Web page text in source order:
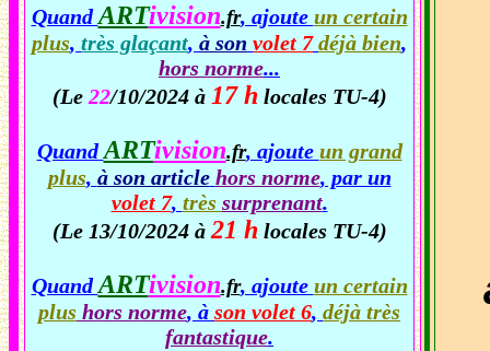
QuandARTivision.fr, ajoute un certain
plus, très glaçant, à son volet 7 déjà bien,
hors norme...
(Le 22/10/2024 à 17 h locales TU-4)
QuandARTivision.fr, ajoute un grand
plus, à son article hors norme, par un
volet 7, très surprenant.
(Le 13/10/2024 à 21 h locales TU-4)
QuandARTivision.fr, ajoute un certain
plus hors norme, à son volet 6, déjà très
fantastique.